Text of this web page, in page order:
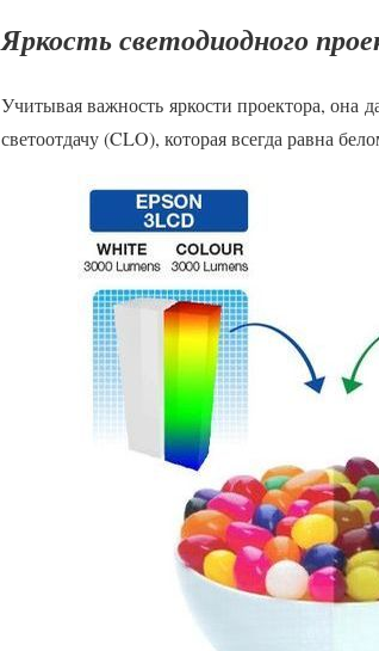
Яркость светодиодного
Учитывая важность яркости проектора, она
светоотдачу (CLO), которая всегда равна